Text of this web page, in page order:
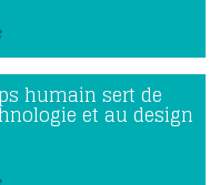
humain sert de
et au design